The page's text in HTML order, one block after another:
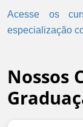
Acesse os
especialização
Nossos